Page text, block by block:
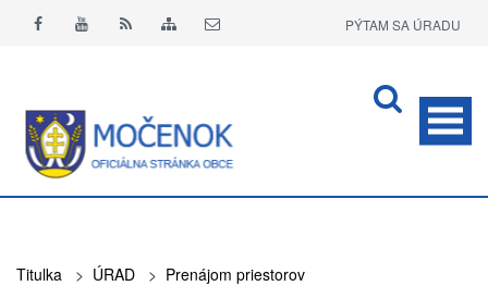
PÝTAM SA ÚRADU
Titulka > ÚRAD > Prenájom priestorov